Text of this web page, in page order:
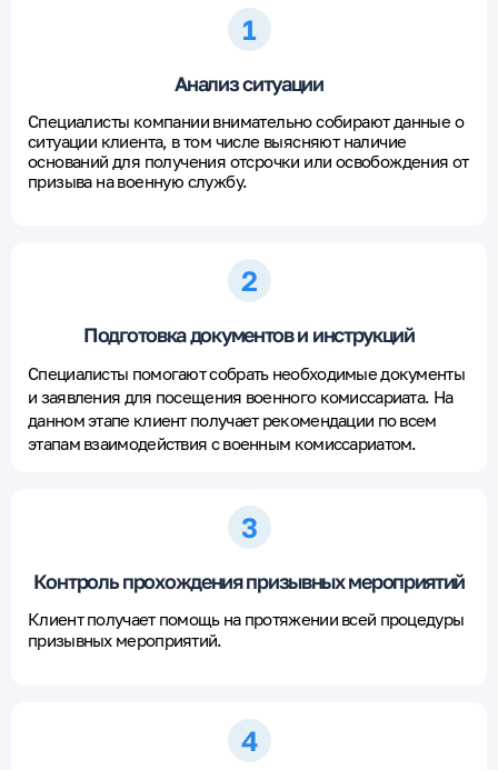
Анализ ситуации
Специалисты компании внимательно собирают данные о
ситуации клиента, в том числе выясняют наличие
оснований для получения отсрочки или освобождения от
призыва на военную службу.
Подготовка документов и инструкций
Специалисты помогают собрать необходимые документы
и заявления для посещения военного комиссариата. На
данном этапе клиент получает рекомендации по всем
этапам взаимодействия с военным комиссариатом.
Контроль прохождения призывных мероприятий
Клиент получает помощь на протяжении всей процедуры
призывных мероприятий.